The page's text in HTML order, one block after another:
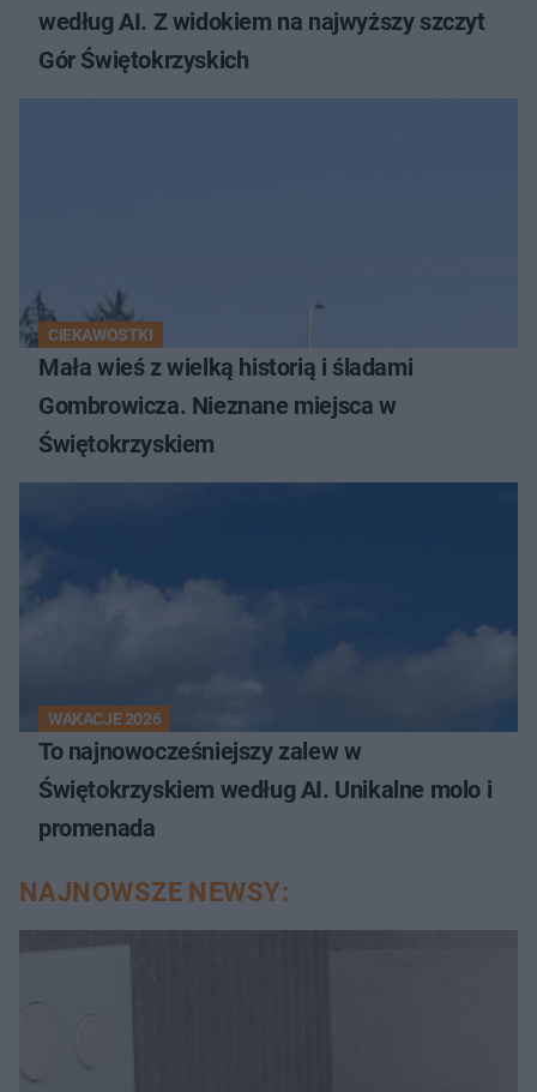
według AI. Z widokiem na najwyższy szczyt
Gór Świętokrzyskich
CIEKAWOSTKI
Mała wieś z wielką historią i śladami
Gombrowicza. Nieznane miejsca w
Świętokrzyskiem
WAKACJE 2026
To najnowocześniejszy zalew w
Świętokrzyskiem według AI. Unikalne molo i
promenada
NAJNOWSZE NEWSY: